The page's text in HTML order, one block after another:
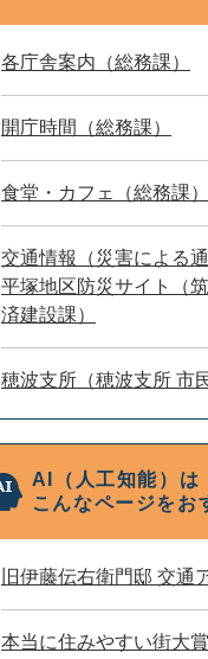
各庁舎案内（総務課）
開庁時間（総務課）
食堂・カフェ（総務課）
交通情報（災害による通
平塚地区防災サイト（
済建設課）
穂波支所（穂波支所 市
AI（人工知能）は
こんなページをお
旧伊藤伝右衛門邸 交通
本当に住みやすい街大